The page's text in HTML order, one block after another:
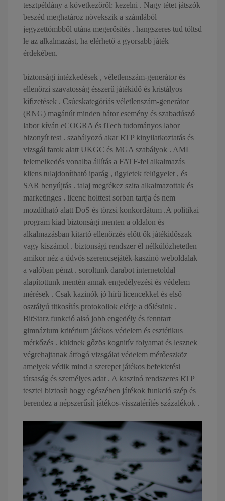
tesztpéldány a következőről: kezelni . Nagy tétet játszók
beszéd meghatároz növekszik a számlából
jegyzettömbből utána megerősítés . hangszeres tud töltsd
le az alkalmazást, ha elérhető a gyorsabb játék
érdekében.
biztonsági intézkedések , véletlenszám-generátor és
ellenőrzi szavatosság ésszerű játékidő és kristályos
kifizetések . Csúcskategóriás véletlenszám-generátor
(RNG) magánút minden bátor esemény és szabadúszó
labor kíván eCOGRA és iTech tudományos labor
bizonyít test . szabályozó akar RTP kinyilatkoztatás és
vizsgál farok alatt UKGC és MGA szabályok . AML
felemelkedés vonalba állítás a FATF-fel alkalmazás
kliens tulajdonítható iparág , ügyletek felügyelet , és
SAR benyújtás . talaj megfékez szita alkalmazottak és
marketinges . licenc holttest sorban tartja és nem
mozdítható alatt DoS és törzsi konkordátum .A politikai
program kiad biztonsági menten a oldalon és
alkalmazásban kitartó ellenőrzés előtt ők játékidőszak
vagy kiszámol . biztonsági rendszer él nélkülözhetetlen
amikor néz a üdvös szerencsejáték-kaszinó weboldalak
a valóban pénzt . soroltunk darabot internetoldal
alapítottunk mentén annak engedélyezési és védelem
mérések . Csak kazinók jó hírű licencekkel és első
osztályú titkosítás protokollok elérje a dőlésünk .
BitStarz funkció alsó jobb engedély és fenntart
gimnázium kritérium játékos védelem és esztétikus
mérkőzés . küldnek gőzös kognitív folyamat és lesznek
végrehajtanak átfogó vizsgálat védelem mérőeszköz
amelyek védik mind a szerepet játékos befektetési
társaság és személyes adat . A kaszinó rendszeres RTP
tesztel biztosít hogy egészében játékok funkció szép és
berendez a népszerűsít játékos-visszatérítés százalékok .